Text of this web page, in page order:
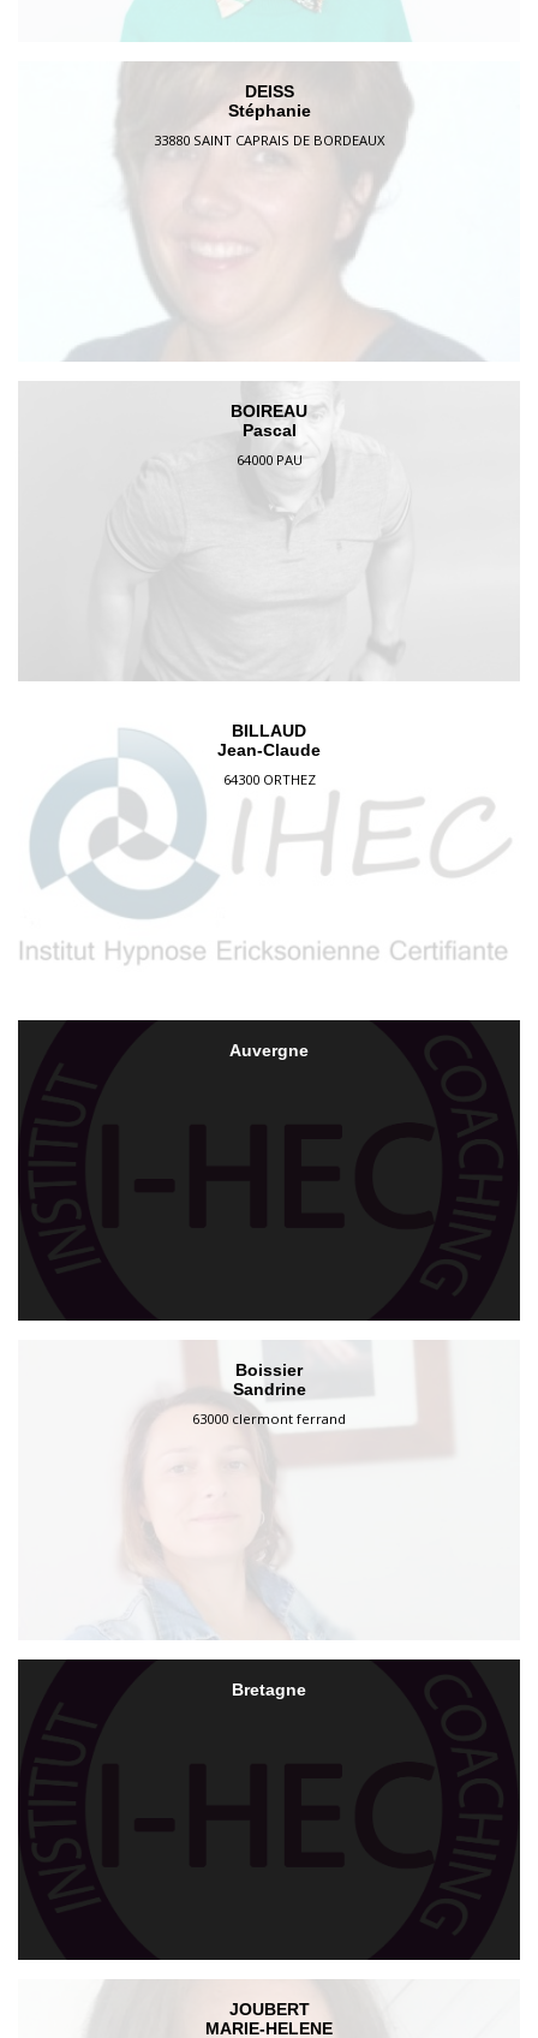
DEISS
Stéphanie
33880 SAINT CAPRAIS DE BORDEAUX
BOIREAU
Pascal
64000 PAU
BILLAUD
Jean-Claude
64300 ORTHEZ
Auvergne
Boissier
Sandrine
63000 clermont ferrand
Bretagne
JOUBERT
MARIE-HELENE